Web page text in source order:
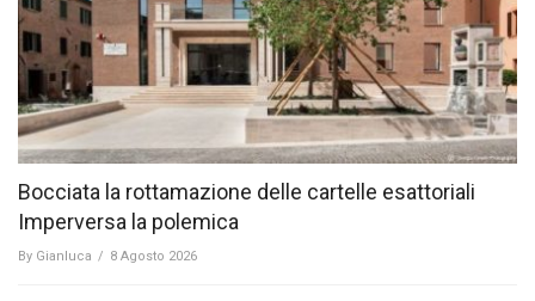
Bocciata la rottamazione delle cartelle esattoriali
Imperversa la polemica
By Gianluca / 8 Agosto 2026